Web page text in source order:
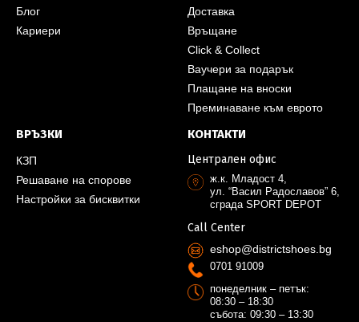
Блог
Кариери
Доставка
Връщане
Click & Collect
Ваучери за подарък
Плащане на вноски
Преминаване към еврото
ВРЪЗКИ
КЗП
Решаване на спорове
Настройки за бисквитки
КОНТАКТИ
Централен офис
ж.к. Младост 4,
ул. “Васил Радославов” 6,
сграда SPORT DEPOT
Call Center
eshop@districtshoes.bg
0701 91009
понеделник – петък:
08:30 – 18:30
събота: 09:30 – 13:30